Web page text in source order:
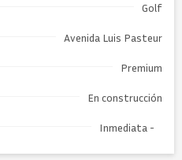
Golf
Avenida Luis Pasteur
Premium
En construcción
Inmediata -